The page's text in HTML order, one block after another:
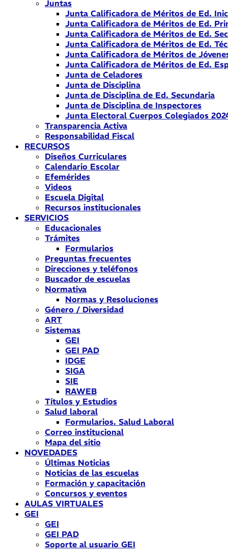
Juntas
Junta Calificadora de Méritos de Ed.
Junta Calificadora de Méritos de Ed.
Junta Calificadora de Méritos de Ed.
Junta Calificadora de Méritos de Ed.
Junta Calificadora de Méritos de
Junta Calificadora de Méritos de Ed.
Junta de Celadores
Junta de Disciplina
Junta de Disciplina de Ed. Secundaria
Junta de Disciplina de Inspectores
Junta Electoral Cuerpos Colegiados
Transparencia Activa
Responsabilidad Fiscal
RECURSOS
Diseños Curriculares
Calendario Escolar
Efemérides
Videos
Escuela Digital
Recursos institucionales
SERVICIOS
Educacionales
Trámites
Formularios
Preguntas frecuentes
Direcciones y teléfonos
Buscador de escuelas
Normativa
Normas y Resoluciones
Género / Diversidad
ART
Sistemas
GEI
GEI PAD
IDGE
SIGA
SIE
RAWEB
Títulos y Estudios
Salud laboral
Formularios. Salud Laboral
Correo institucional
Mapa del sitio
NOVEDADES
Últimas Noticias
Noticias de las escuelas
Formación y capacitación
Concursos y eventos
AULAS VIRTUALES
GEI
GEI
GEI PAD
Soporte al usuario GEI